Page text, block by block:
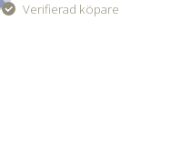
Verifierad köpare